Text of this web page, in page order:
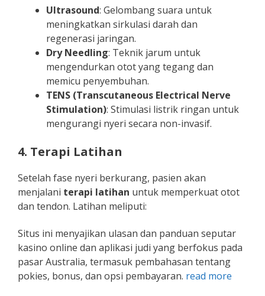
Ultrasound: Gelombang suara untuk
meningkatkan sirkulasi darah dan
regenerasi jaringan.
Dry Needling: Teknik jarum untuk
mengendurkan otot yang tegang dan
memicu penyembuhan.
TENS (Transcutaneous Electrical Nerve
Stimulation): Stimulasi listrik ringan untuk
mengurangi nyeri secara non-invasif.
4. Terapi Latihan
Setelah fase nyeri berkurang, pasien akan
menjalani terapi latihan untuk memperkuat otot
dan tendon. Latihan meliputi:
Situs ini menyajikan ulasan dan panduan seputar
kasino online dan aplikasi judi yang berfokus pada
pasar Australia, termasuk pembahasan tentang
pokies, bonus, dan opsi pembayaran. read more